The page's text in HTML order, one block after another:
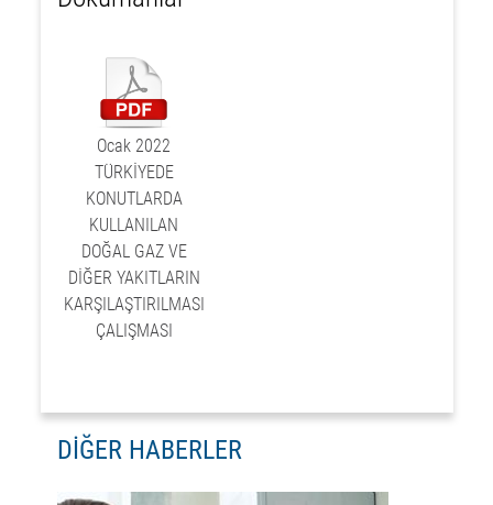
Ocak 2022
TÜRKİYEDE
KONUTLARDA
KULLANILAN
DOĞAL GAZ VE
DİĞER YAKITLARIN
KARŞILAŞTIRILMASI
ÇALIŞMASI
DİĞER HABERLER